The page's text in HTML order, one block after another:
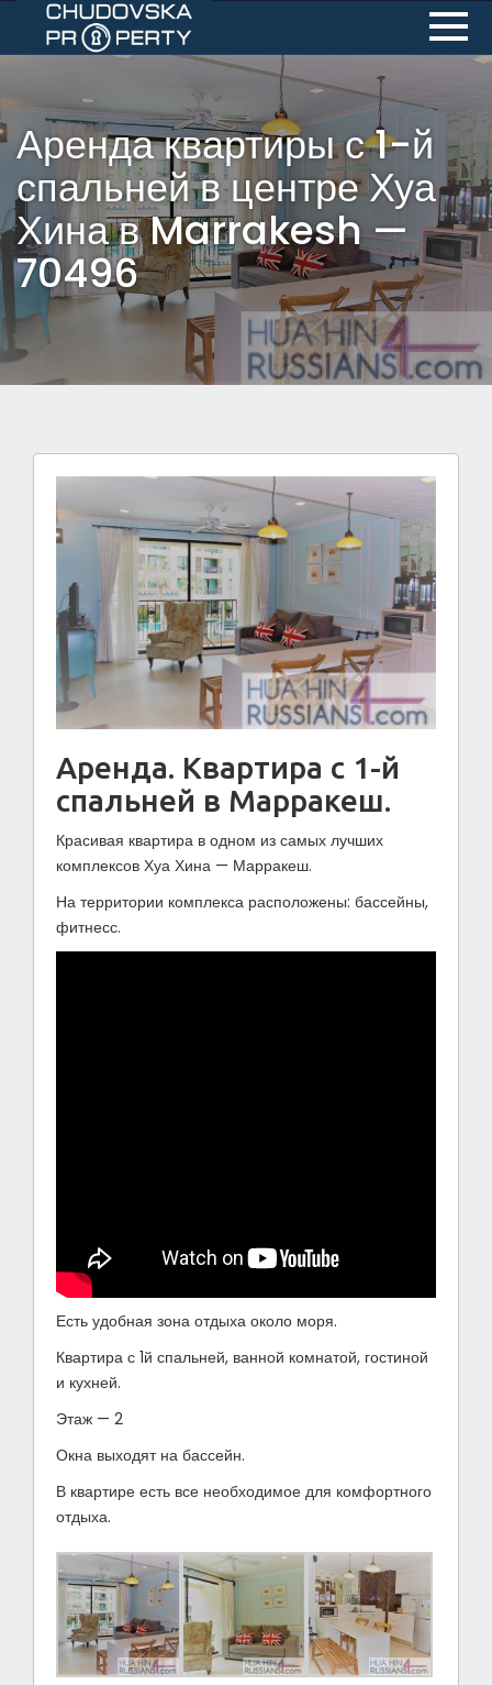
Аренда квартиры с 1-й
спальней в центре Хуа
Хина в Marrakesh —
70496
Аренда. Квартира с 1-й
спальней в Марракеш.
Красивая квартира в одном из самых лучших
комплексов Хуа Хина — Марракеш.
На территории комплекса расположены: бассейны,
фитнесс.
Есть удобная зона отдыха около моря.
Квартира с 1й спальней, ванной комнатой, гостиной
и кухней.
Этаж — 2
Окна выходят на бассейн.
В квартире есть все необходимое для комфортного
отдыха.